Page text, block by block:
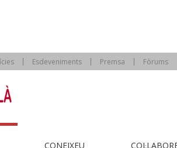
Esdeveniments Premsa Fòrums
CONEIXEU